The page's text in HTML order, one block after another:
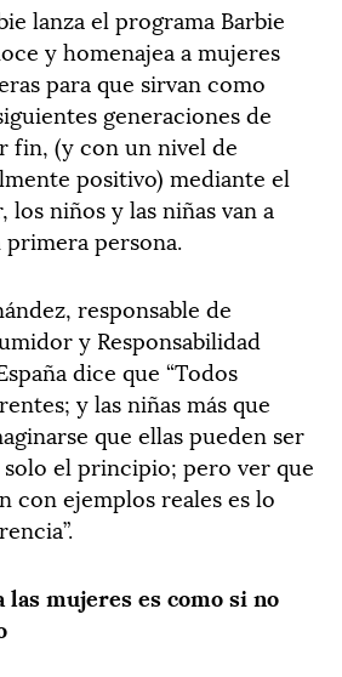
lanza el programa Barbie
y homenajea a mujeres
para que sirvan como
generaciones de
fin, (y con un nivel de
positivo) mediante el
los niños y las niñas van a
persona.
responsable de
y Responsabilidad
dice que “Todos
y las niñas más que
que ellas pueden ser
el principio; pero ver que
con ejemplos reales es lo
las mujeres es como si no